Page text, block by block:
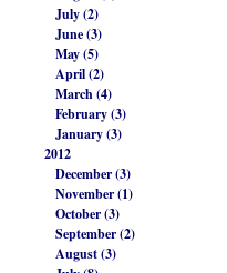
July (2)
June (3)
May (5)
April (2)
March (4)
February (3)
January (3)
2012
December (3)
November (1)
October (3)
September (2)
August (3)